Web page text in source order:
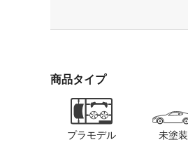
商品タイプ
プラモデル 未塗装